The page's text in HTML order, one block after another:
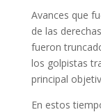
Avances que
de las
fueron
los golpistas
principal
En estos